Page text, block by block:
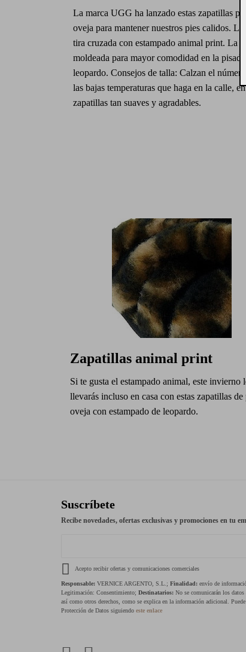
La marca UGG ha lanzado estas zapatillas
oveja para mantener nuestros pies calidos. La
tira cruzada con estampado animal print. La
moldeada para mayor comodidad en la
leopardo. Consejos de talla: Calzan el
las bajas temperaturas que haga en la calle,
zapatillas tan suaves y agradables.
Zapatillas animal print
Si te gusta el estampado animal, este invierno
llevarás incluso en casa con estas zapatillas de
oveja con estampado de leopardo.
Suscríbete
Recibe novedades, ofertas exclusivas y promociones en tu
Acepto recibir ofertas y comunicaciones comerciales
Responsable: VERNICE ARGENTO, S.L.; Finalidad: envío de
Legitimación: Consentimiento; Destinatarios: No se comunicarán los datos
así como otros derechos, como se explica en la información adicional.
Protección de Datos siguiendo este enlace